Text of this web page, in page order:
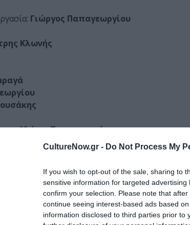
CultureNow.gr - Do Not Process My
If you wish to opt-out of the sale, sharing to
sensitive information for targeted
confirm your selection. Please note that
continue seeing interest-based ads based
information disclosed to third parties prior
Γιώργος Παπαγεωργίου
Κλωνής
Αλέγια Παπαγεωργίου
σπίτι του Σεμιόν:Αντώνης Αντωνιάδης,